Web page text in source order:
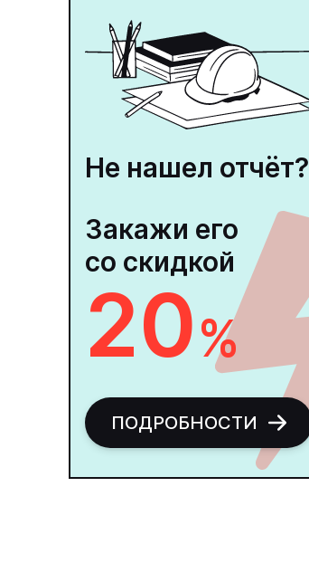
Не нашел отчёт?
Закажи его
со скидкой
20%
ПОДРОБНОСТИ